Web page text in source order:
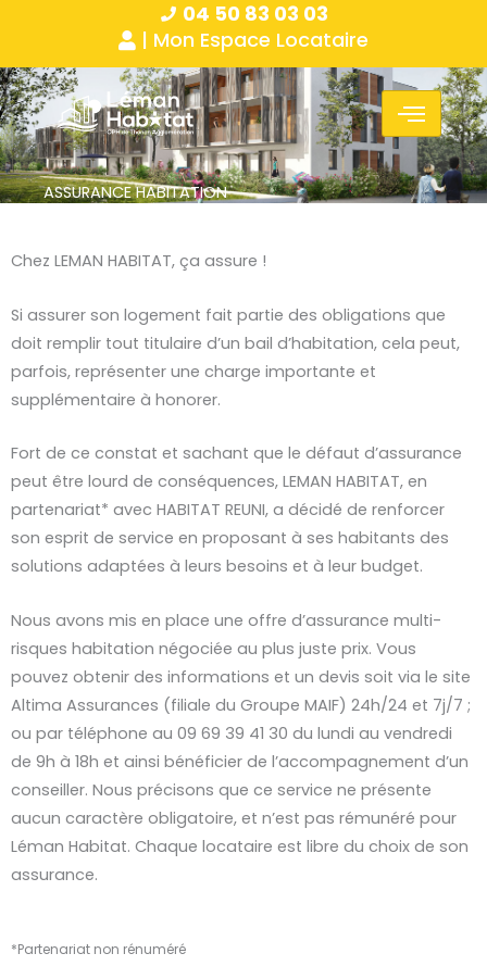
Panneau de gestion des cookies
contenu
04 50 83 03 03
| Mon Espace Locataire
ASSURANCE HABITATION
Chez LEMAN HABITAT, ça assure !
Si assurer son logement fait partie des obligations que
doit remplir tout titulaire d’un bail d’habitation, cela peut,
parfois, représenter une charge importante et
supplémentaire à honorer.
Fort de ce constat et sachant que le défaut d’assurance
peut être lourd de conséquences, LEMAN HABITAT, en
partenariat* avec HABITAT REUNI, a décidé de renforcer
son esprit de service en proposant à ses habitants des
solutions adaptées à leurs besoins et à leur budget.
Nous avons mis en place une offre d’assurance multi-
risques habitation négociée au plus juste prix. Vous
pouvez obtenir des informations et un devis soit via le site
Altima Assurances (filiale du Groupe MAIF) 24h/24 et 7j/7 ;
ou par téléphone au 09 69 39 41 30 du lundi au vendredi
de 9h à 18h et ainsi bénéficier de l’accompagnement d’un
conseiller. Nous précisons que ce service ne présente
aucun caractère obligatoire, et n’est pas rémunéré pour
Léman Habitat. Chaque locataire est libre du choix de son
assurance.
*Partenariat non rénuméré